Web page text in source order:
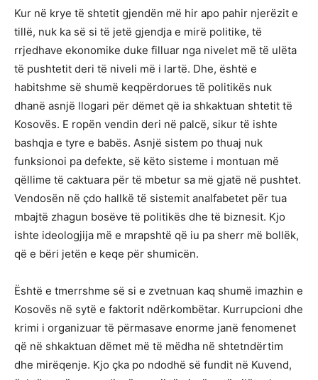
Kur në krye të shtetit gjendën më hir apo pahir njerëzit e
tillë, nuk ka së si të jetë gjendja e mirë politike, të
rrjedhave ekonomike duke filluar nga nivelet më të ulëta
të pushtetit deri të niveli më i lartë. Dhe, është e
habitshme së shumë keqpërdorues të politikës nuk
dhanë asnjë llogari për dëmet që ia shkaktuan shtetit të
Kosovës. E ropën vendin deri në palcë, sikur të ishte
bashqja e tyre e babës. Asnjë sistem po thuaj nuk
funksionoi pa defekte, së këto sisteme i montuan më
qëllime të caktuara për të mbetur sa më gjatë në pushtet.
Vendosën në çdo hallkë të sistemit analfabetet për tua
mbajtë zhagun bosëve të politikës dhe të biznesit. Kjo
ishte ideologjija më e mrapshtë që iu pa sherr më bollëk,
që e bëri jetën e keqe për shumicën.
Është e tmerrshme së si e zvetnuan kaq shumë imazhin e
Kosovës në sytë e faktorit ndërkombëtar. Kurrupcioni dhe
krimi i organizuar të përmasave enorme janë fenomenet
që në shkaktuan dëmet më të mëdha në shtetndërtim
dhe mirëqenje. Kjo çka po ndodhë së fundit në Kuvend,